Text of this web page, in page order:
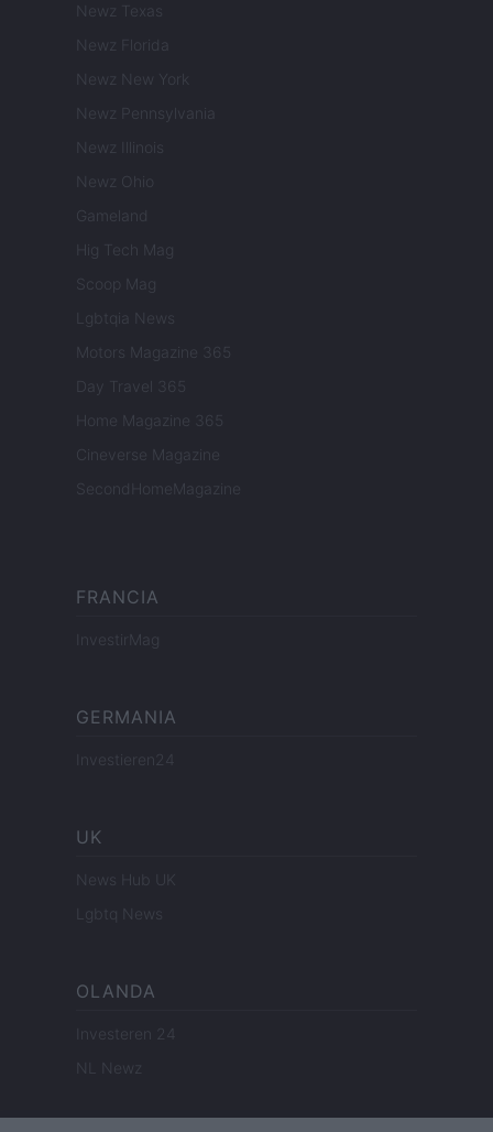
Newz Texas
Newz Florida
Newz New York
Newz Pennsylvania
Newz Illinois
Newz Ohio
Gameland
Hig Tech Mag
Scoop Mag
Lgbtqia News
Motors Magazine 365
Day Travel 365
Home Magazine 365
Cineverse Magazine
SecondHomeMagazine
FRANCIA
InvestirMag
GERMANIA
Investieren24
UK
News Hub UK
Lgbtq News
OLANDA
Investeren 24
NL Newz